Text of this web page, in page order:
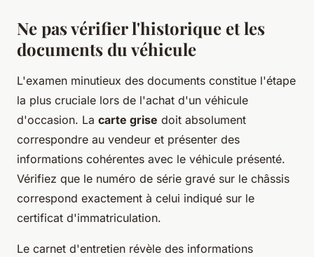
Ne pas vérifier l'historique et les
documents du véhicule
L'examen minutieux des documents constitue l'étape
la plus cruciale lors de l'achat d'un véhicule
d'occasion. La carte grise doit absolument
correspondre au vendeur et présenter des
informations cohérentes avec le véhicule présenté.
Vérifiez que le numéro de série gravé sur le châssis
correspond exactement à celui indiqué sur le
certificat d'immatriculation.
Le carnet d'entretien révèle des informations